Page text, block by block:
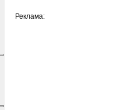
Реклама: